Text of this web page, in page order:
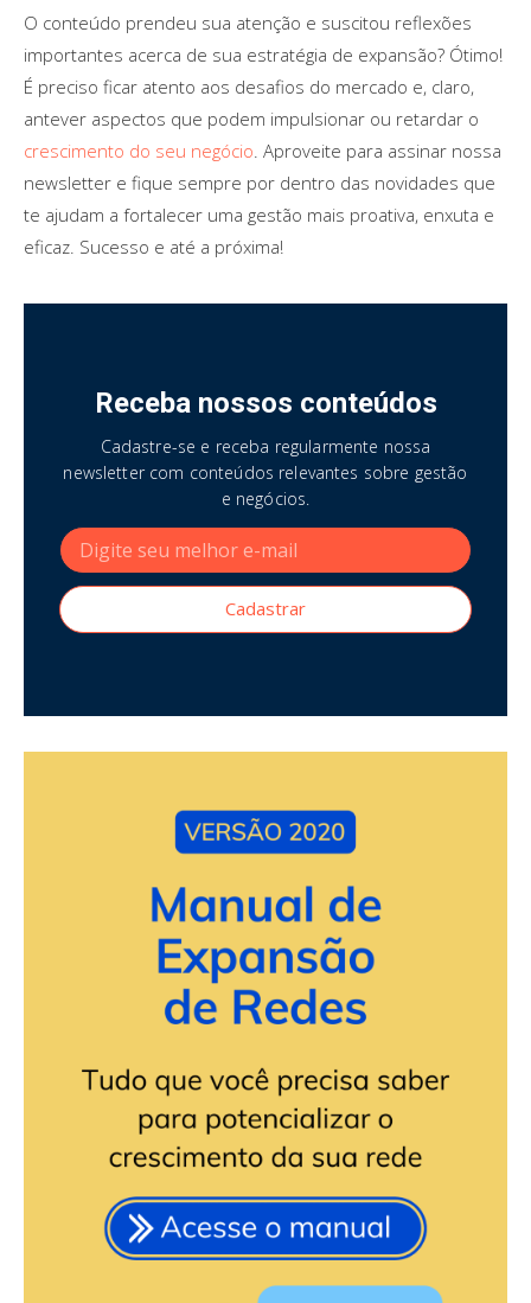
O conteúdo prendeu sua atenção e suscitou reflexões
importantes acerca de sua estratégia de expansão? Ótimo!
É preciso ficar atento aos desafios do mercado e, claro,
antever aspectos que podem impulsionar ou retardar o
crescimento do seu negócio . Aproveite para assinar nossa
newsletter e fique sempre por dentro das novidades que
te ajudam a fortalecer uma gestão mais proativa, enxuta e
eficaz. Sucesso e até a próxima!
Receba nossos conteúdos
Cadastre-se e receba regularmente nossa
newsletter com conteúdos relevantes sobre gestão
e negócios.
Cadastrar